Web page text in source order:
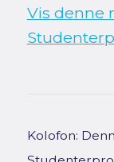
Vis denne
Kolofon: